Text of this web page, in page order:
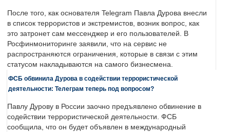
После того, как основателя Telegram Павла Дурова внесли
в список террористов и экстремистов, возник вопрос, как
это затронет сам мессенджер и его пользователей. В
Росфинмониторинге заявили, что на сервис не
распространяются ограничения, которые в связи с этим
статусом накладываются на самого бизнесмена.
ФСБ обвинила Дурова в содействии террористической
деятельности: Телеграм теперь под вопросом?
Павлу Дурову в России заочно предъявлено обвинение в
содействии террористической деятельности. ФСБ
сообщила, что он будет объявлен в международный